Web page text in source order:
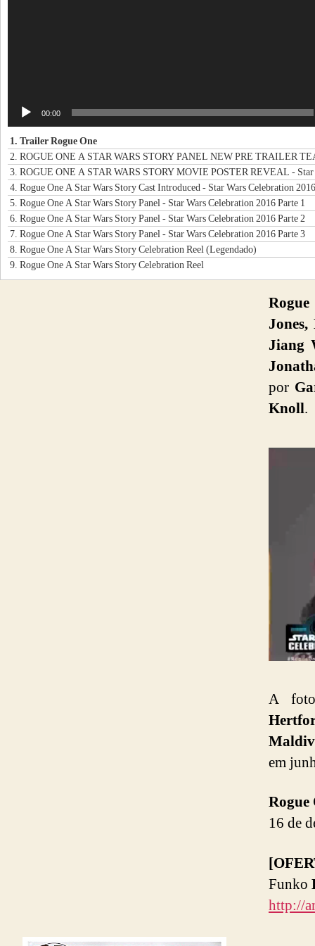
00:00
1. Trailer Rogue One
2. ROGUE ONE A STAR WARS STORY PANEL NEW PRE TRAILER TEASER - Star Wars
3. ROGUE ONE A STAR WARS STORY MOVIE POSTER REVEAL - Star Wars
4. Rogue One A Star Wars Story Cast Introduced - Star Wars Celebration 2016
5. Rogue One A Star Wars Story Panel - Star Wars Celebration 2016 Parte 1
6. Rogue One A Star Wars Story Panel - Star Wars Celebration 2016 Parte 2
7. Rogue One A Star Wars Story Panel - Star Wars Celebration 2016 Parte 3
8. Rogue One A Star Wars Story Celebration Reel (Legendado)
9. Rogue One A Star Wars Story Celebration Reel
Jiang
por
Knoll.
A
em
16 de
Funko
http://